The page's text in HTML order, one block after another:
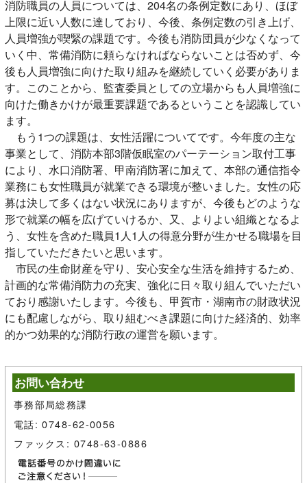
消防職員の人員については、204名の条例定数にあり、ほぼ
上限に近い人数に達しており、今後、条例定数の引き上げ、
人員増強が喫緊の課題です。今後も消防団員が少なくなって
いく中、常備消防に頼らなければならないことは否めず、今
後も人員増強に向けた取り組みを継続していく必要がありま
す。このことから、監査委員としての立場からも人員増強に
向けた働きかけが最重要課題であるということを認識してい
ます。
もう1つの課題は、女性活躍についてです。今年度の主な
事業として、消防本部3階仮眠室のパーテーション取付工事
により、水口消防署、甲南消防署に加えて、本部の通信指令
業務にも女性職員が就業できる環境が整いました。女性の応
募は決して多くはない状況にありますが、今後もどのような
形で就業の幅を広げていけるか、又、よりよい組織となるよ
う、女性を含めた職員1人1人の得意分野が生かせる職場を目
指していただきたいと思います。
市民の生命財産を守り、安心安全な生活を維持するため、
計画的な常備消防力の充実、強化に日々取り組んでいただい
ており感謝いたします。今後も、甲賀市・湖南市の財政状況
にも配慮しながら、取り組むべき課題に向けた経済的、効率
的かつ効果的な消防行政の運営を願います。
お問い合わせ
事務部局総務課
電話: 0748-62-0056
ファックス: 0748-63-0886